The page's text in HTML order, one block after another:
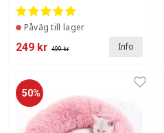
Påväg till lager
249 kr 499 kr Info
50%